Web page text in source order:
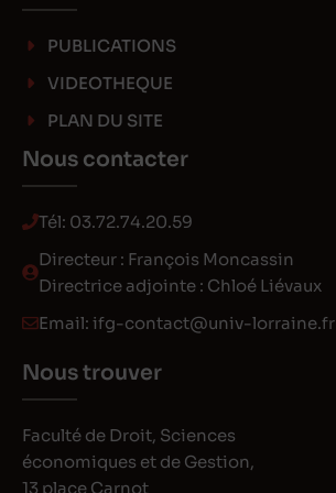
PUBLICATIONS
VIDEOTHEQUE
PLAN DU SITE
Nous contacter
Tél: 03.72.74.20.59
Directeur : François Moncassin
Directrice adjointe : Chloé Liévaux
Email: ifg-contact@univ-lorraine.fr
Nous trouver
Faculté de Droit, Sciences
économiques et de Gestion,
13 place Carnot